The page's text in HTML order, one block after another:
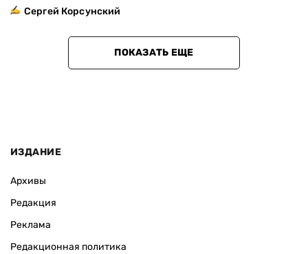
Сергей Корсунский
ПОКАЗАТЬ ЕЩЕ
ИЗДАНИЕ
Архивы
Редакция
Реклама
Редакционная политика